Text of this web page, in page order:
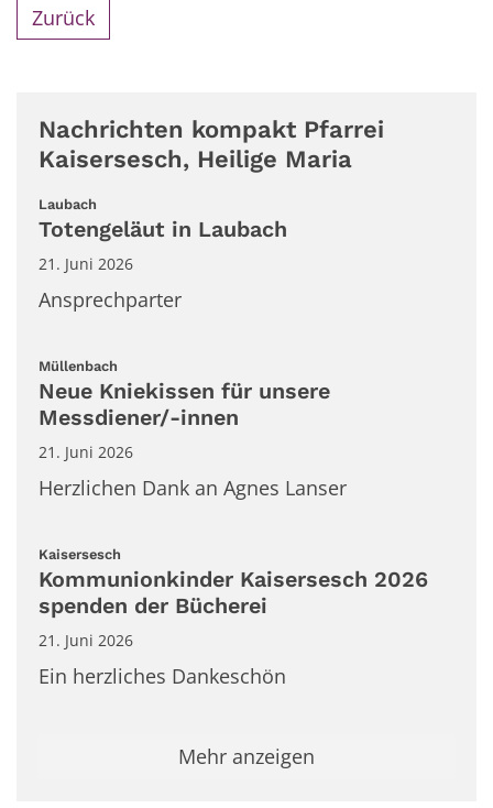
Zurück
Nachrichten kompakt Pfarrei
Kaisersesch, Heilige Maria
Laubach
Totengeläut in Laubach
21. Juni 2026
Ansprechparter
Müllenbach
Neue Kniekissen für unsere
Messdiener/-innen
21. Juni 2026
Herzlichen Dank an Agnes Lanser
Kaisersesch
Kommunionkinder Kaisersesch 2026
spenden der Bücherei
21. Juni 2026
Ein herzliches Dankeschön
Mehr anzeigen